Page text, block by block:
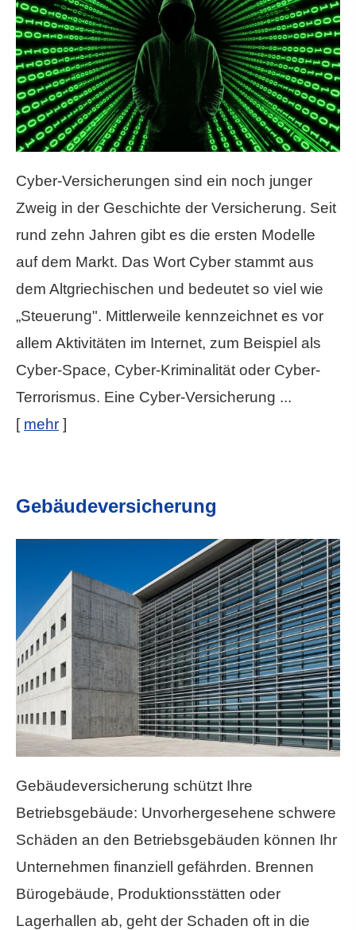
Cyber-Versicherungen sind ein noch junger
Zweig in der Geschichte der Versicherung. Seit
rund zehn Jahren gibt es die ersten Modelle
auf dem Markt. Das Wort Cyber stammt aus
dem Altgriechischen und bedeutet so viel wie
„Steuerung". Mittlerweile kennzeichnet es vor
allem Aktivitäten im Internet, zum Beispiel als
Cyber-Space, Cyber-Kriminalität oder Cyber-
Terrorismus. Eine Cyber-Versicherung ...
[ mehr ]
Ge­bäude­ver­si­che­rung
Gebäudeversicherung schützt Ihre
Betriebsgebäude: Unvorhergesehene schwere
Schäden an den Betriebsgebäuden können Ihr
Unternehmen finanziell gefährden. Brennen
Bürogebäude, Produktionsstätten oder
Lagerhallen ab, geht der Schaden oft in die